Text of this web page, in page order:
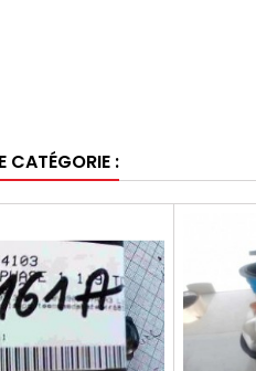
CATÉGORIE :